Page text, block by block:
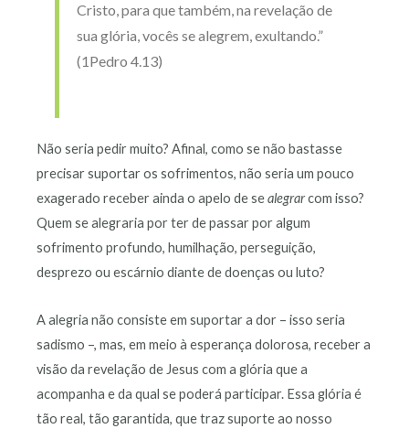
Cristo, para que também, na revelação de
sua glória, vocês se alegrem, exultando.”
(1Pedro 4.13)
Não seria pedir muito? Afinal, como se não bastasse
precisar suportar os sofrimentos, não seria um pouco
exagerado receber ainda o apelo de sealegrarcom isso?
Quem se alegraria por ter de passar por algum
sofrimento profundo, humilhação, perseguição,
desprezo ou escárnio diante de doenças ou luto?
A alegria não consiste em suportar a dor – isso seria
sadismo –, mas, em meio à esperança dolorosa, receber a
visão da revelação de Jesus com a glória que a
acompanha e da qual se poderá participar. Essa glória é
tão real, tão garantida, que traz suporte ao nosso